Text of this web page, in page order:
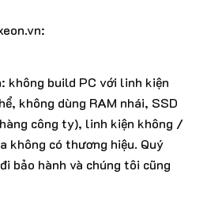
: không build PC với linh kiện
không dùng RAM nhái, SSD
công ty), linh kiện không /
không có thương hiệu. Quý
bảo hành và chúng tôi cũng